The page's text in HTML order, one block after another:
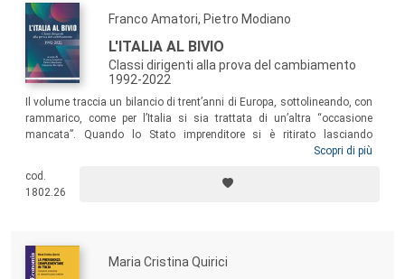
Franco Amatori, Pietro Modiano
L'ITALIA AL BIVIO
Classi dirigenti alla prova del cambiamento
1992-2022
Il volume traccia un bilancio di trent’anni di Europa, sottolineando, con
rammarico, come per l’Italia si sia trattata di un’altra “occasione
mancata”. Quando lo Stato imprenditore si è ritirato lasciando
un’importante eredità (le imprese pubbliche), “gli eredi” delle
compromessa la capacità di crescita del Paese, si sono aggravati gli
squilibri territoriali e sociali, è andato colpevolmente disperso un
Scopri di più
cod.
1802.26
Maria Cristina Quirici